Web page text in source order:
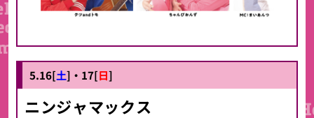
5.16[土]・17[日]
ニンジャマックス